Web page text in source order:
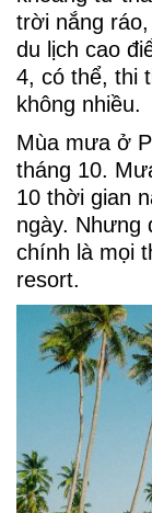
trời nắng
du lịch cao
4, có thể, thi
không nhiều.
Mùa mưa ở
tháng 10.
10 thời gian
ngày. Nhưng
chính là mọi
resort.